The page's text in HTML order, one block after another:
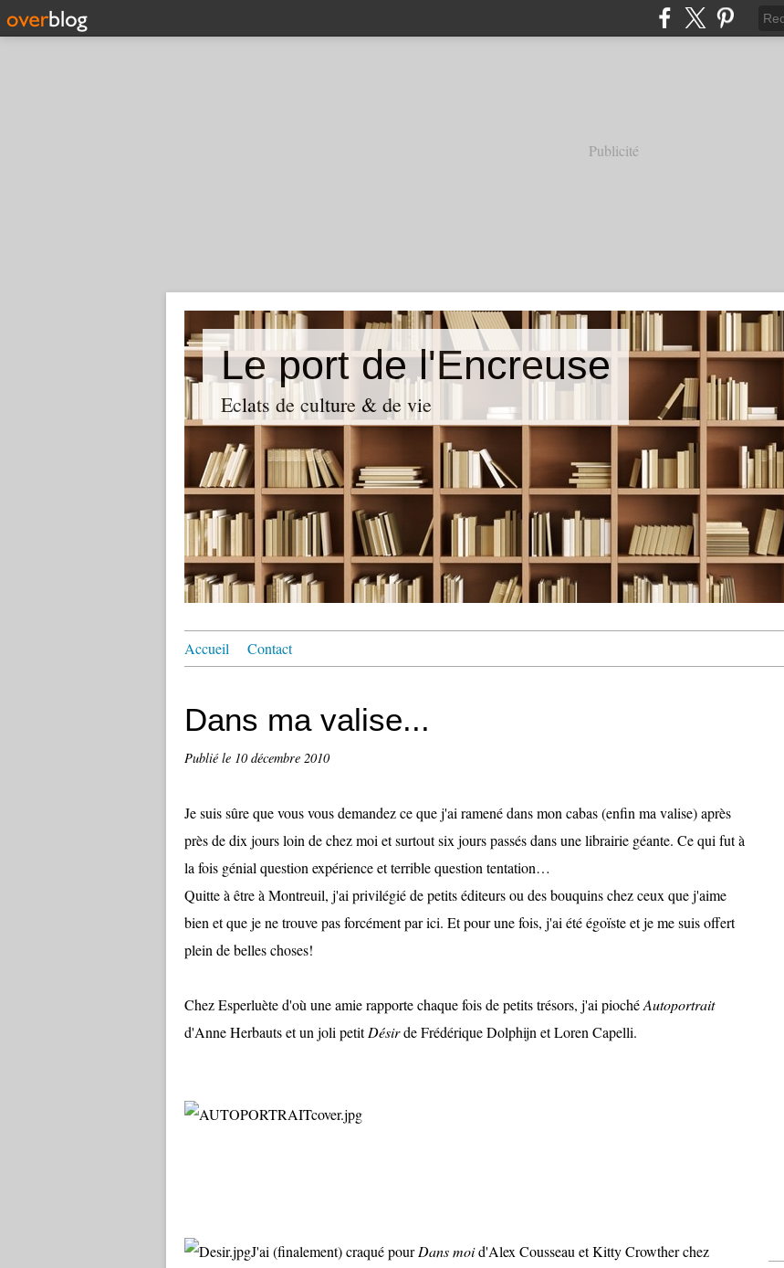
Publicité
Le port de l'Encreuse
Eclats de culture & de vie
Accueil Contact
Dans ma valise...
Publié le 10 décembre 2010
Je suis sûre que vous vous demandez ce que j'ai ramené dans mon cabas (enfin ma valise) après
près de dix jours loin de chez moi et surtout six jours passés dans une librairie géante. Ce qui fut à
la fois génial question expérience et terrible question tentation…
Quitte à être à Montreuil, j'ai privilégié de petits éditeurs ou des bouquins chez ceux que j'aime
bien et que je ne trouve pas forcément par ici. Et pour une fois, j'ai été égoïste et je me suis offert
plein de belles choses!
Chez Esperluète d'où une amie rapporte chaque fois de petits trésors, j'ai piochéAutoportrait
d'Anne Herbauts et un joli petitDésirde Frédérique Dolphijn et Loren Capelli.
J'ai (finalement) craqué pourDans moid'Alex Cousseau et Kitty Crowther chez